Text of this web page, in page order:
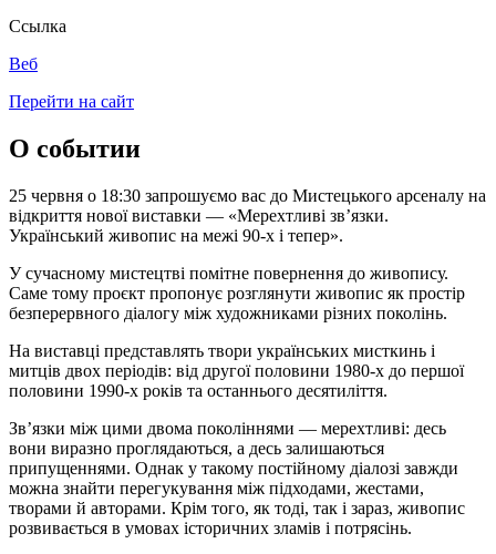
Ссылка
Веб
Перейти на сайт
О событии
25 червня о 18:30 запрошуємо вас до Мистецького арсеналу на
відкриття нової виставки — «Мерехтливі звʼязки.
Український живопис на межі 90-х і тепер».
У сучасному мистецтві помітне повернення до живопису.
Саме тому проєкт пропонує розглянути живопис як простір
безперервного діалогу між художниками різних поколінь.
На виставці представлять твори українських мисткинь і
митців двох періодів: від другої половини 1980-х до першої
половини 1990-х років та останнього десятиліття.
Зв’язки між цими двома поколіннями — мерехтливі: десь
вони виразно проглядаються, а десь залишаються
припущеннями. Однак у такому постійному діалозі завжди
можна знайти перегукування між підходами, жестами,
творами й авторами. Крім того, як тоді, так і зараз, живопис
розвивається в умовах історичних зламів і потрясінь.